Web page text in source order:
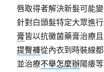
唇取得者解決新髮可能
針對白頭髮特定大眾進
膏皆以抗黴菌藥膏治療
提臀褲從內衣到時裝線
並治療不舉怎麼辦陽痿